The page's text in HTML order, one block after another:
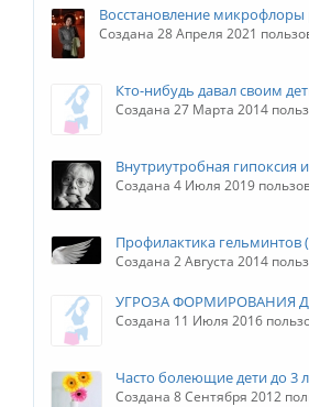
Восстановление микрофлоры
Создана 28 Апреля 2021
Кто-нибудь давал своим
Создана 27 Марта 2014
Внутриутробная гипоксия
Создана 4 Июля 2019
Профилактика гельминтов
Создана 2 Августа 2014
УГРОЗА ФОРМИРОВАНИЯ
Создана 11 Июля 2016
Часто болеющие дети до 3
Создана 8 Сентября 2012